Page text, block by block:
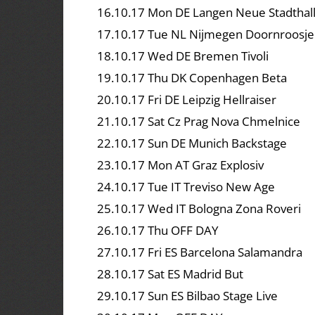
16.10.17 Mon DE Langen Neue
17.10.17 Tue NL Nijmegen Doornroosje
18.10.17 Wed DE Bremen Tivoli
19.10.17 Thu DK Copenhagen Beta
20.10.17 Fri DE Leipzig Hellraiser
21.10.17 Sat Cz Prag Nova Chmelnice
22.10.17 Sun DE Munich Backstage
23.10.17 Mon AT Graz Explosiv
24.10.17 Tue IT Treviso New Age
25.10.17 Wed IT Bologna Zona Roveri
26.10.17 Thu OFF DAY
27.10.17 Fri ES Barcelona Salamandra
28.10.17 Sat ES Madrid But
29.10.17 Sun ES Bilbao Stage Live